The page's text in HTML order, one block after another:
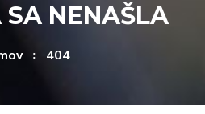
NENAŠLA
404